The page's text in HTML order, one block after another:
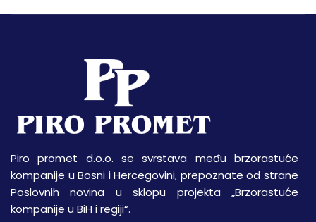
Piro promet d.o.o. se svrstava među brzorastuće
kompanije u Bosni i Hercegovini, prepoznate od strane
Poslovnih novina u sklopu projekta „Brzorastuće
kompanije u BiH i regiji“.